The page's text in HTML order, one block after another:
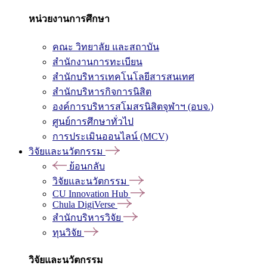
หน่วยงานการศึกษา
คณะ วิทยาลัย และสถาบัน
สำนักงานการทะเบียน
สำนักบริหารเทคโนโลยีสารสนเทศ
สำนักบริหารกิจการนิสิต
องค์การบริหารสโมสรนิสิตจุฬาฯ (อบจ.)
ศูนย์การศึกษาทั่วไป
การประเมินออนไลน์ (MCV)
วิจัยและนวัตกรรม
ย้อนกลับ
วิจัยและนวัตกรรม
CU Innovation Hub
Chula DigiVerse
สำนักบริหารวิจัย
ทุนวิจัย
วิจัยและนวัตกรรม